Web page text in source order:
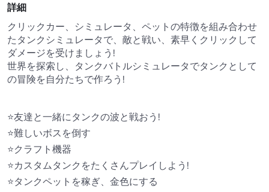
詳細
クリックカー、シミュレータ、ペットの特徴を組み合わせ
たタンクシミュレータで、敵と戦い、素早くクリックして
ダメージを受けましょう!
世界を探索し、タンクバトルシミュレータでタンクとして
の冒険を自分たちで作ろう!
⭐友達と一緒にタンクの波と戦おう!
⭐難しいボスを倒す
⭐クラフト機器
⭐カスタムタンクをたくさんプレイしよう!
⭐タンクペットを稼ぎ、金色にする